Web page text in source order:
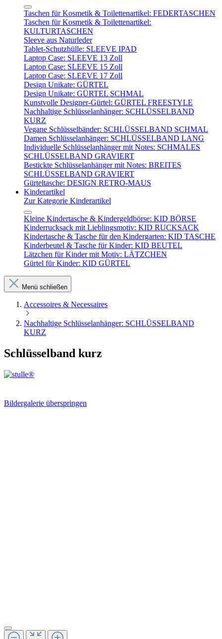
Taschen für Kosmetik & Toilettenartikel: FEDERTASCHEN
Taschen für Kosmetik & Toilettenartikel:
KULTURTASCHEN
Sleeve aus Naturleder
Tablet-Schutzhülle: SLEEVE IPAD
Laptop Case: SLEEVE 13 Zoll
Laptop Case: SLEEVE 15 Zoll
Laptop Case: SLEEVE 17 Zoll
Design Unikate: GÜRTEL
Design Unikate: GÜRTEL SCHMAL
Kunstvolle Designer-Gürtel: GÜRTEL FREESTYLE
Nachhaltige Schlüsselanhänger: SCHLÜSSELBAND
KURZ
Vegane Schlüsselbänder: SCHLÜSSELBAND SCHMAL
Damen Schlüsselanhänger: SCHLÜSSELBAND LANG
Individuelle Schlüsselanhänger mit Notes: SCHMALES
SCHLÜSSELBAND GRAVIERT
Bestickte Schlüsselanhänger mit Notes: BREITES
SCHLÜSSELBAND GRAVIERT
Gürteltasche: DESIGN RETRO-MAUS
Kinderartikel
Zur Kategorie Kinderartikel
Kleine Kindertasche & Kindergeldbörse: KID BÖRSE
Kinderrucksack mit Lieblingsmotiv: KID RUCKSACK
Kindertasche & Tasche für den Kindergarten: KID TASCHE
Kinderbeutel & Tasche für Kinder: KID BEUTEL
Lätzchen für Kinder mit Motiv: LÄTZCHEN
Gürtel für Kinder: KID GÜRTEL
Menü schließen
Accessoires & Necessaires
Nachhaltige Schlüsselanhänger: SCHLÜSSELBAND
KURZ
Schlüsselband kurz
Bildergalerie überspringen